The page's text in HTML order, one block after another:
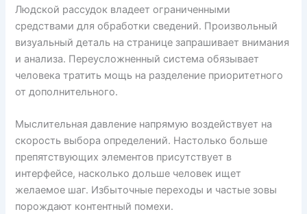
Людской рассудок владеет ограниченными
средствами для обработки сведений. Произвольный
визуальный деталь на странице запрашивает внимания
и анализа. Переусложненный система обязывает
человека тратить мощь на разделение приоритетного
от дополнительного.
Мыслительная давление напрямую воздействует на
скорость выбора определений. Настолько больше
препятствующих элементов присутствует в
интерфейсе, насколько дольше человек ищет
желаемое шаг. Избыточные переходы и частые зовы
порождают контентный помехи.